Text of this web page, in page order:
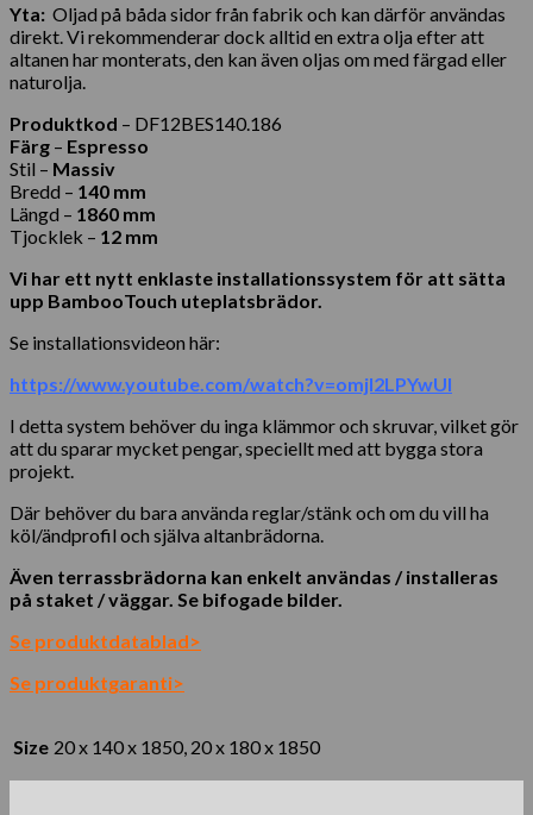
Yta: Oljad på båda sidor från fabrik och kan därför användas
direkt. Vi rekommenderar dock alltid en extra olja efter att
altanen har monterats, den kan även oljas om med färgad eller
naturolja.
Produktkod – DF12BES140.186
Färg – Espresso
Stil – Massiv
Bredd – 140 mm
Längd – 1860 mm
Tjocklek – 12 mm
Vi har ett nytt enklaste installationssystem för att sätta
upp BambooTouch uteplatsbrädor.
Se installationsvideon här:
https://www.youtube.com/watch?v=omjI2LPYwUI
I detta system behöver du inga klämmor och skruvar, vilket gör
att du sparar mycket pengar, speciellt med att bygga stora
projekt.
Där behöver du bara använda reglar/stänk och om du vill ha
köl/ändprofil och själva altanbrädorna.
Även terrassbrädorna kan enkelt användas / installeras
på staket / väggar. Se bifogade bilder.
Se produktdatablad>
Se produktgaranti>
Size 20 x 140 x 1850, 20 x 180 x 1850